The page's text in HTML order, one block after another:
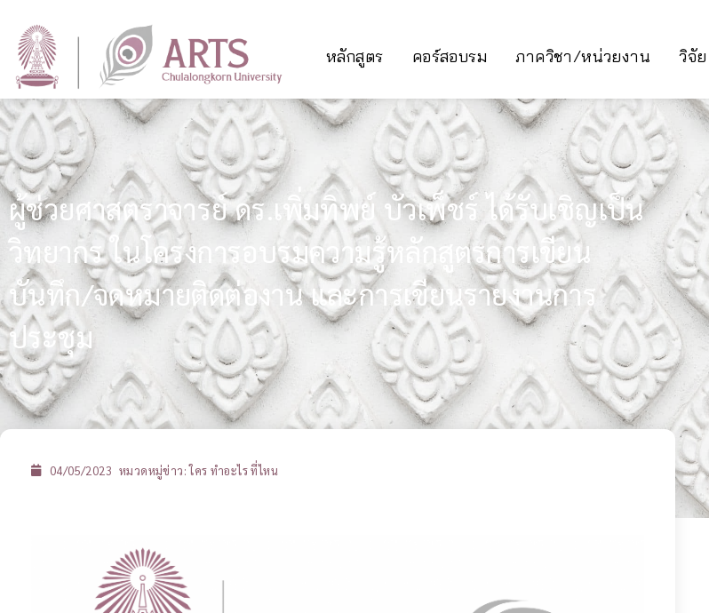
หลักสูตร คอร์สอบรม ภาควิชา/หน่วยงาน วิจัย
ผู้ช่วยศาสตราจารย์ ดร.เพิ่มทิพย์ บัวเพ็ชร์ ได้รับเชิญเป็น
วิทยากร ในโครงการอบรมความรู้หลักสูตรการเขียน
บันทึก/จดหมายติดต่องาน และการเขียนรายงานการ
ประชุม
04/05/2023 หมวดหมู่ข่าว:ใคร ทำอะไร ที่ไหน